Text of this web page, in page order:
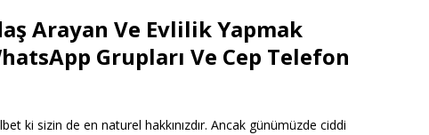
Arayan Ve Evlilik Yapmak
Grupları Ve Cep Telefon
ki sizin de en naturel hakkınızdır. Ancak günümüzde ciddi